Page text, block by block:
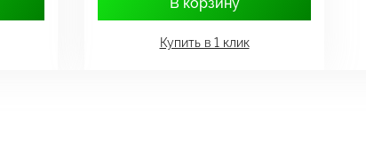
В корзину
Купить в 1 клик